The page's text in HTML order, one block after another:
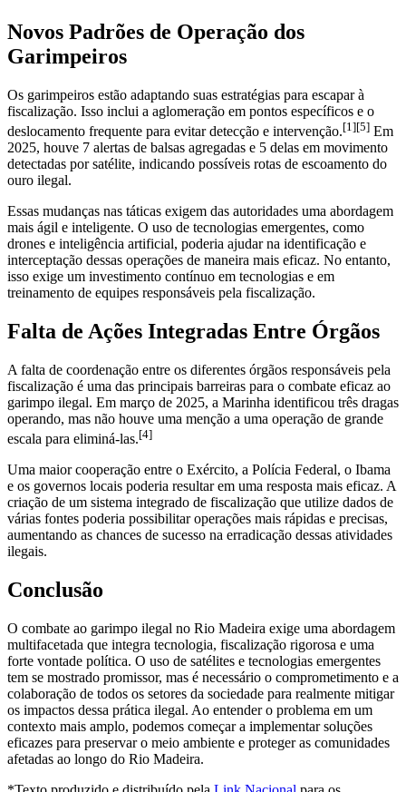
Novos Padrões de Operação dos
Garimpeiros
Os garimpeiros estão adaptando suas estratégias para escapar à
fiscalização. Isso inclui a aglomeração em pontos específicos e o
deslocamento frequente para evitar detecção e intervenção.[1][5] Em
2025, houve 7 alertas de balsas agregadas e 5 delas em movimento
detectadas por satélite, indicando possíveis rotas de escoamento do
ouro ilegal.
Essas mudanças nas táticas exigem das autoridades uma abordagem
mais ágil e inteligente. O uso de tecnologias emergentes, como
drones e inteligência artificial, poderia ajudar na identificação e
interceptação dessas operações de maneira mais eficaz. No entanto,
isso exige um investimento contínuo em tecnologias e em
treinamento de equipes responsáveis pela fiscalização.
Falta de Ações Integradas Entre Órgãos
A falta de coordenação entre os diferentes órgãos responsáveis pela
fiscalização é uma das principais barreiras para o combate eficaz ao
garimpo ilegal. Em março de 2025, a Marinha identificou três dragas
operando, mas não houve uma menção a uma operação de grande
escala para eliminá-las.[4]
Uma maior cooperação entre o Exército, a Polícia Federal, o Ibama
e os governos locais poderia resultar em uma resposta mais eficaz. A
criação de um sistema integrado de fiscalização que utilize dados de
várias fontes poderia possibilitar operações mais rápidas e precisas,
aumentando as chances de sucesso na erradicação dessas atividades
ilegais.
Conclusão
O combate ao garimpo ilegal no Rio Madeira exige uma abordagem
multifacetada que integra tecnologia, fiscalização rigorosa e uma
forte vontade política. O uso de satélites e tecnologias emergentes
tem se mostrado promissor, mas é necessário o comprometimento e a
colaboração de todos os setores da sociedade para realmente mitigar
os impactos dessa prática ilegal. Ao entender o problema em um
contexto mais amplo, podemos começar a implementar soluções
eficazes para preservar o meio ambiente e proteger as comunidades
afetadas ao longo do Rio Madeira.